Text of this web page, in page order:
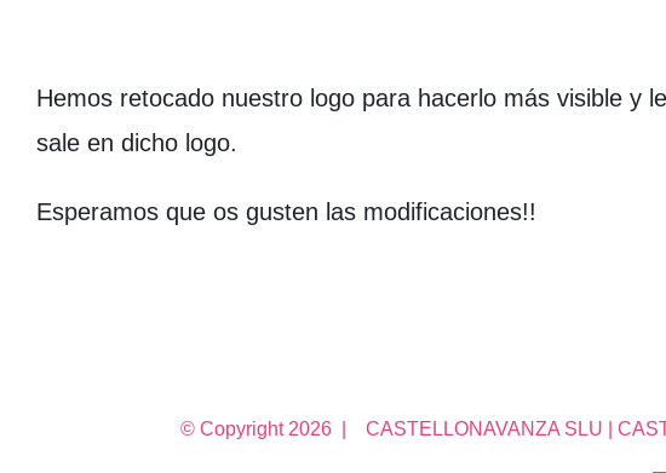
Hemos retocado nuestro logo para hacerlo más visible y
sale en dicho logo.
Esperamos que os gusten las modificaciones!!
© Copyright 2026 | CASTELLONAVANZA SLU |